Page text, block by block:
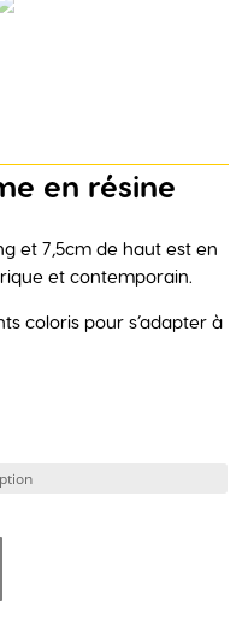
en résine
et 7,5cm de haut est en
et contemporain.
coloris pour s’adapter à